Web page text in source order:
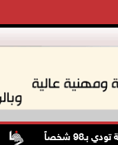
شخصاً